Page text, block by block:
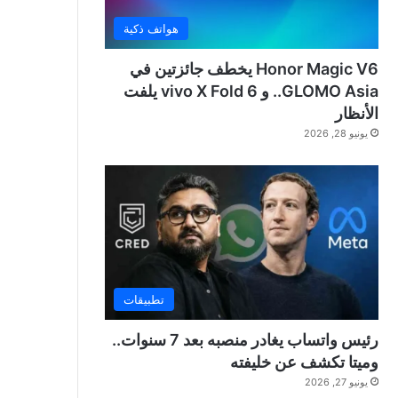
هواتف ذكية
Honor Magic V6 يخطف جائزتين في
GLOMO Asia.. و vivo X Fold 6 يلفت
الأنظار
يونيو 28, 2026
تطبيقات
رئيس واتساب يغادر منصبه بعد 7 سنوات..
وميتا تكشف عن خليفته
يونيو 27, 2026